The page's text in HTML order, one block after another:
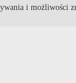
i możliwości